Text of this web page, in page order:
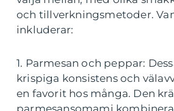
och tillverkningsmetoder.
inkluderar:
1. Parmesan och peppar:
krispiga konsistens och
en favorit hos många. Den
parmesansomami